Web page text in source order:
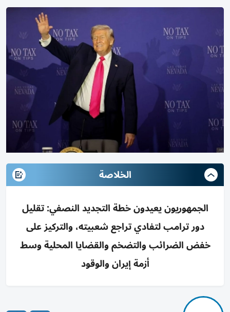
الخلاصة
الجمهوريون يعيدون خطة التجديد النصفي: تقليل
دور ترامب لتفادي تراجع شعبيته، والتركيز على
خفض الضرائب والتضخم والقضايا المحلية وسط
أزمة إيران والوقود